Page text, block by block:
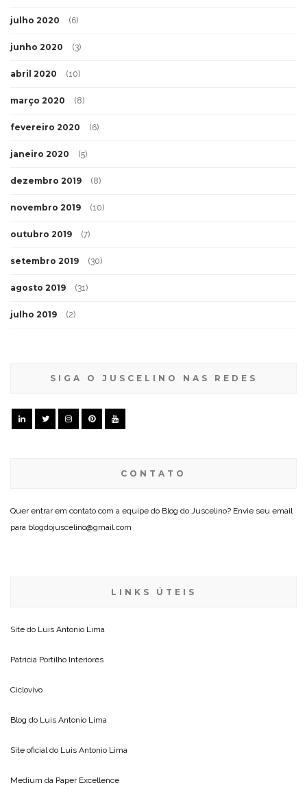
julho 2020 (6)
junho 2020 (3)
abril 2020 (10)
março 2020 (8)
fevereiro 2020 (6)
janeiro 2020 (5)
dezembro 2019 (8)
novembro 2019 (10)
outubro 2019 (7)
setembro 2019 (30)
agosto 2019 (31)
julho 2019 (2)
SIGA O JUSCELINO NAS REDES
CONTATO
Quer entrar em contato com a equipe do Blog do Juscelino? Envie seu email
para blogdojuscelino@gmail.com
LINKS ÚTEIS
Site do Luis Antonio Lima
Patricia Portilho Interiores
Ciclovivo
Blog do Luis Antonio Lima
Site oficial do Luis Antonio Lima
Medium da Paper Excellence